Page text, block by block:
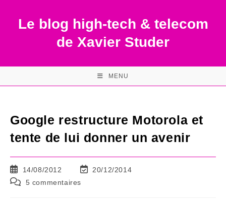
contentLe blog high-tech & telecom
de Xavier Studer
MENU
Google restructure Motorola et
tente de lui donner un avenir
Publication
publiée :
14/08/2012
Dernière
20/12/2014
Commentaires
5 commentaires